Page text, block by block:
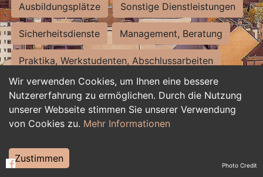
Wir verwenden Cookies, um Ihnen eine bessere
Nutzererfahrung zu ermöglichen. Durch die Nutzung
unserer Webseite stimmen Sie unserer Verwendung
von Cookies zu. Mehr Informationen
Zustimmen
Ausbildungsplätze Sonstige Dienstleistungen
Sicherheitsdienste Management, Beratung
Praktika, Werkstudenten, Abschlussarbeiten
Personalwesen Assistenz, Sekretariat
Hilfskräfte, Aushilfs- und Nebenjobs
Weiterbildung, Studium, duale Ausbildung Photo Credit